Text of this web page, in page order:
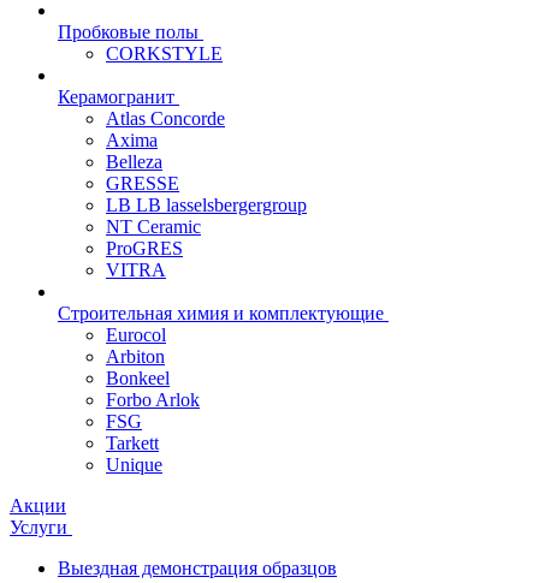
Пробковые полы
CORKSTYLE
Керамогранит
Atlas Concorde
Axima
Belleza
GRESSE
LB LB lasselsbergergroup
NT Ceramic
ProGRES
VITRA
Строительная химия и комплектующие
Eurocol
Arbiton
Bonkeel
Forbo Arlok
FSG
Tarkett
Unique
Акции
Услуги
Выездная демонстрация образцов